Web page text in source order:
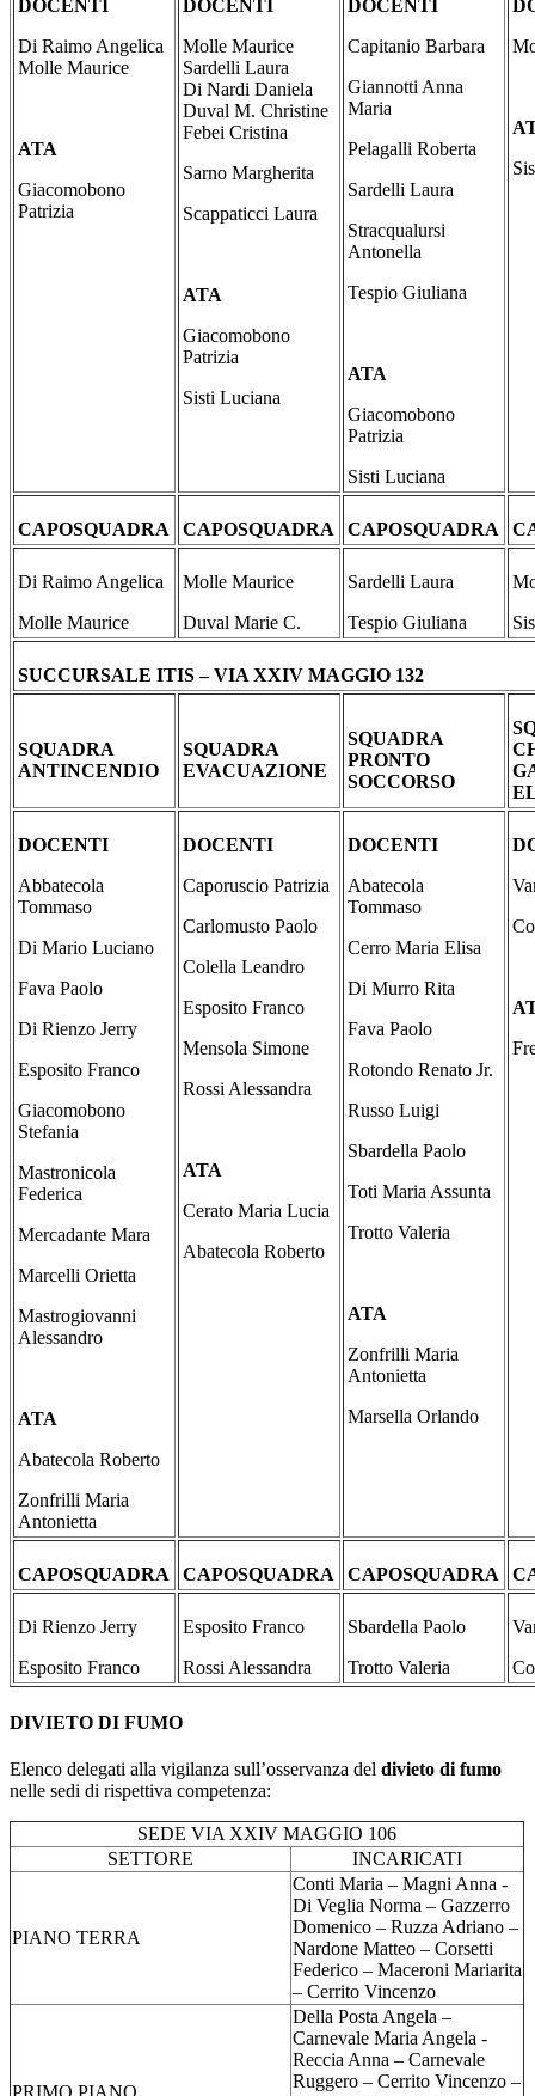
DOCENTI
Di Raimo Angelica
Molle Maurice
ATA
Giacomobono
Patrizia
DOCENTI
Molle Maurice
Sardelli Laura
Di Nardi Daniela
Duval M. Christine
Febei Cristina
Sarno Margherita
Scappaticci Laura
ATA
Giacomobono
Patrizia
Sisti Luciana
DOCENTI
Capitanio Barbara
Giannotti Anna
Maria
Pelagalli Roberta
Sardelli Laura
Stracqualursi
Antonella
Tespio Giuliana
ATA
Giacomobono
Patrizia
Sisti Luciana
CAPOSQUADRA CAPOSQUADRA CAPOSQUADRA
Di Raimo Angelica
Molle Maurice
Molle Maurice
Duval Marie C.
Sardelli Laura
Tespio Giuliana
SUCCURSALE ITIS – VIA XXIV MAGGIO 132
SQUADRA
ANTINCENDIO
SQUADRA
EVACUAZIONE
SQUADRA
PRONTO
SOCCORSO
DOCENTI
Abbatecola
Tommaso
Di Mario Luciano
Fava Paolo
Di Rienzo Jerry
Esposito Franco
Giacomobono
Stefania
Mastronicola
Federica
Mercadante Mara
Marcelli Orietta
Mastrogiovanni
Alessandro
ATA
Abatecola Roberto
Zonfrilli Maria
Antonietta
DOCENTI
Caporuscio Patrizia
Carlomusto Paolo
Colella Leandro
Esposito Franco
Mensola Simone
Rossi Alessandra
ATA
Cerato Maria Lucia
Abatecola Roberto
DOCENTI
Abatecola
Tommaso
Cerro Maria Elisa
Di Murro Rita
Fava Paolo
Rotondo Renato Jr.
Russo Luigi
Sbardella Paolo
Toti Maria Assunta
Trotto Valeria
ATA
Zonfrilli Maria
Antonietta
Marsella Orlando
CAPOSQUADRA CAPOSQUADRA CAPOSQUADRA
Di Rienzo Jerry
Esposito Franco
Esposito Franco
Rossi Alessandra
Sbardella Paolo
Trotto Valeria
DIVIETO DI FUMO
Elenco delegati alla vigilanza sull’osservanza del divieto di fumo
nelle sedi di rispettiva competenza:
SEDE VIA XXIV MAGGIO 106
SETTORE
INCARICATI
PIANO TERRA
Conti Maria – Magni Anna -
Di Veglia Norma – Gazzerro
Domenico – Ruzza Adriano –
Nardone Matteo – Corsetti
Federico – Maceroni Mariarita
– Cerrito Vincenzo
Della Posta Angela –
Carnevale Maria Angela -
Reccia Anna – Carnevale
Ruggero – Cerrito Vincenzo –